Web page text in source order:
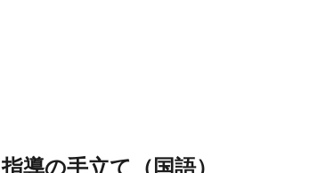
指導の手立て（国語）